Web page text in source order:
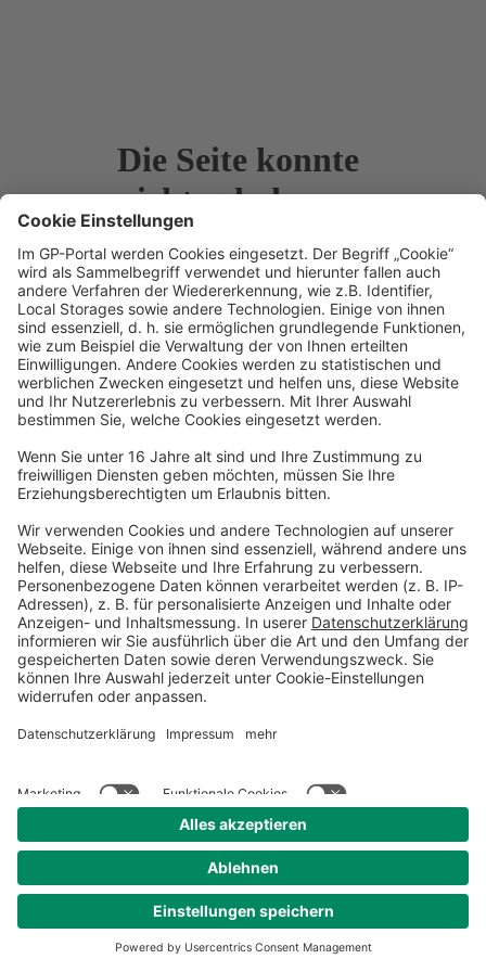
Die Seite konnte
nicht geladen
werden
Mögliche Gründe könnten sein:
Sie nutzen einen veralteten
Browser. Bitte aktualisieren Sie
Ihren Browser oder wechseln
Sie auf Chrome, Firefox oder
Edge.
Es liegen
Verbindungsprobleme vor.
Bitte vergewissern Sie sich,
dass Sie eine stabile
Internetverbindung haben.